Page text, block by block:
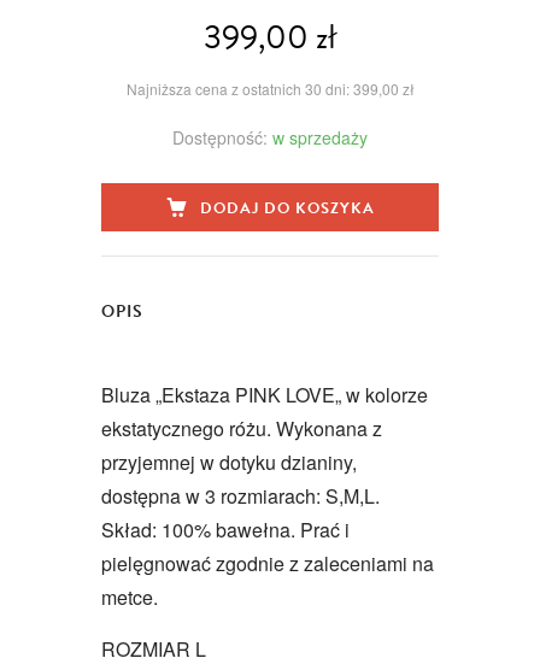
399,00 zł
Najniższa cena z ostatnich 30 dni: 399,00 zł
Dostępność: w sprzedaży
DODAJ DO KOSZYKA
OPIS
Bluza „Ekstaza PINK LOVE„ w kolorze
ekstatycznego różu. Wykonana z
przyjemnej w dotyku dzianiny,
dostępna w 3 rozmiarach: S,M,L.
Skład: 100% bawełna. Prać i
pielęgnować zgodnie z zaleceniami na
metce.
ROZMIAR L